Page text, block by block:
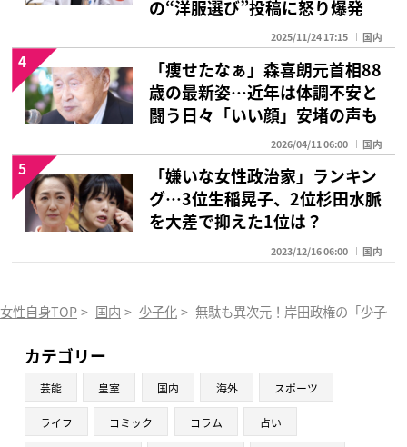
の“洋服選び”投稿に怒り爆発
2025/11/24 17:15 国内
「痩せたなぁ」森喜朗元首相88
歳の最新姿…近年は体調不安と
闘う日々「いい顔」安堵の声も
2026/04/11 06:00 国内
4
「嫌いな女性政治家」ランキン
グ…3位生稲晃子、2位杉田水脈
を大差で抑えた1位は？
2023/12/16 06:00 国内
5
女性自身TOP > 国内 > 少子化 > 無駄も異次元！岸田政権の「少子化
カテゴリー
芸能 皇室 国内 海外 スポーツ
ライフ コミック コラム 占い